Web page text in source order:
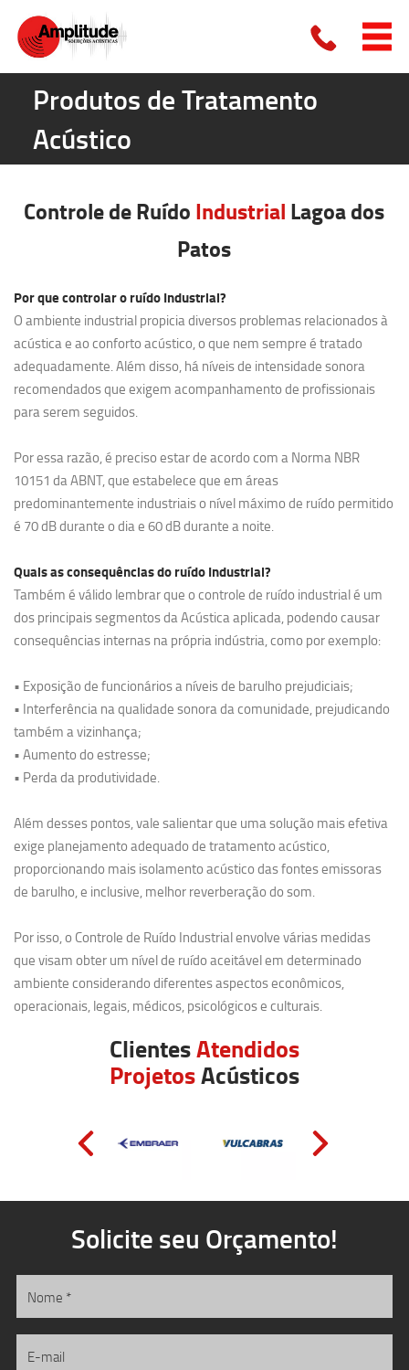
Produtos de Tratamento
Acústico
Controle de Ruído Industrial Lagoa dos
Patos
Por que controlar o ruído Industrial?
O ambiente industrial propicia diversos problemas relacionados à
acústica e ao conforto acústico, o que nem sempre é tratado
adequadamente. Além disso, há níveis de intensidade sonora
recomendados que exigem acompanhamento de profissionais
para serem seguidos.
Por essa razão, é preciso estar de acordo com a Norma NBR
10151 da ABNT, que estabelece que em áreas
predominantemente industriais o nível máximo de ruído permitido
é 70 dB durante o dia e 60 dB durante a noite.
Quais as consequências do ruído Industrial?
Também é válido lembrar que o controle de ruído industrial é um
dos principais segmentos da Acústica aplicada, podendo causar
consequências internas na própria indústria, como por exemplo:
• Exposição de funcionários a níveis de barulho prejudiciais;
• Interferência na qualidade sonora da comunidade, prejudicando
também a vizinhança;
• Aumento do estresse;
• Perda da produtividade.
Além desses pontos, vale salientar que uma solução mais efetiva
exige planejamento adequado de tratamento acústico,
proporcionando mais isolamento acústico das fontes emissoras
de barulho, e inclusive, melhor reverberação do som.
Por isso, o Controle de Ruído Industrial envolve várias medidas
que visam obter um nível de ruído aceitável em determinado
ambiente considerando diferentes aspectos econômicos,
operacionais, legais, médicos, psicológicos e culturais.
ClientesAtendidos
ProjetosAcústicos
Solicite seu Orçamento!